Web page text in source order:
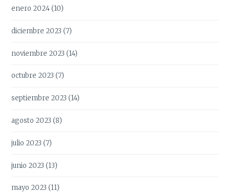
enero 2024(10)
diciembre 2023 (7)
noviembre 2023 (14)
octubre 2023 (7)
septiembre 2023 (14)
agosto 2023 (8)
julio 2023 (7)
junio 2023 (13)
mayo 2023 (11)